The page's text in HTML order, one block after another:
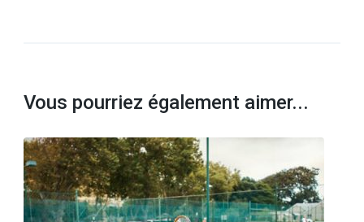
Vous pourriez également aimer...